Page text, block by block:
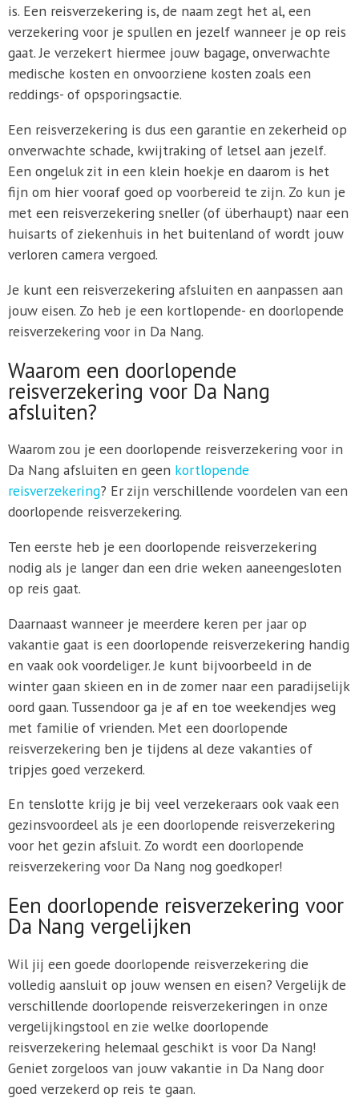
is. Een reisverzekering is, de naam zegt het al, een
verzekering voor je spullen en jezelf wanneer je op reis
gaat. Je verzekert hiermee jouw bagage, onverwachte
medische kosten en onvoorziene kosten zoals een
reddings- of opsporingsactie.
Een reisverzekering is dus een garantie en zekerheid op
onverwachte schade, kwijtraking of letsel aan jezelf.
Een ongeluk zit in een klein hoekje en daarom is het
fijn om hier vooraf goed op voorbereid te zijn. Zo kun je
met een reisverzekering sneller (of überhaupt) naar een
huisarts of ziekenhuis in het buitenland of wordt jouw
verloren camera vergoed.
Je kunt een reisverzekering afsluiten en aanpassen aan
jouw eisen. Zo heb je een kortlopende- en doorlopende
reisverzekering voor in Da Nang.
Waarom een doorlopende
reisverzekering voor Da Nang
afsluiten?
Waarom zou je een doorlopende reisverzekering voor in
Da Nang afsluiten en geen kortlopende
reisverzekering? Er zijn verschillende voordelen van een
doorlopende reisverzekering.
Ten eerste heb je een doorlopende reisverzekering
nodig als je langer dan een drie weken aaneengesloten
op reis gaat.
Daarnaast wanneer je meerdere keren per jaar op
vakantie gaat is een doorlopende reisverzekering handig
en vaak ook voordeliger. Je kunt bijvoorbeeld in de
winter gaan skieen en in de zomer naar een paradijselijk
oord gaan. Tussendoor ga je af en toe weekendjes weg
met familie of vrienden. Met een doorlopende
reisverzekering ben je tijdens al deze vakanties of
tripjes goed verzekerd.
En tenslotte krijg je bij veel verzekeraars ook vaak een
gezinsvoordeel als je een doorlopende reisverzekering
voor het gezin afsluit. Zo wordt een doorlopende
reisverzekering voor Da Nang nog goedkoper!
Een doorlopende reisverzekering voor
Da Nang vergelijken
Wil jij een goede doorlopende reisverzekering die
volledig aansluit op jouw wensen en eisen? Vergelijk de
verschillende doorlopende reisverzekeringen in onze
vergelijkingstool en zie welke doorlopende
reisverzekering helemaal geschikt is voor Da Nang!
Geniet zorgeloos van jouw vakantie in Da Nang door
goed verzekerd op reis te gaan.